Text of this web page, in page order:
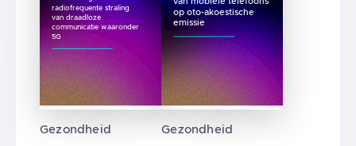
radiofrequente straling
van draadloze
communicatie waaronder
5G
Gezondheid
op oto-akoestische
emissie
Gezondheid